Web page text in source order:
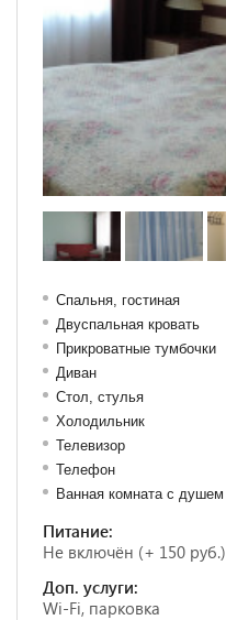
Спальня, гостиная
Двуспальная кровать
Прикроватные тумбочки
Диван
Стол, стулья
Холодильник
Телевизор
Телефон
Ванная комната с душем
Питание:
Не включён (+ 150 руб.)
Доп. услуги:
Wi-Fi, парковка